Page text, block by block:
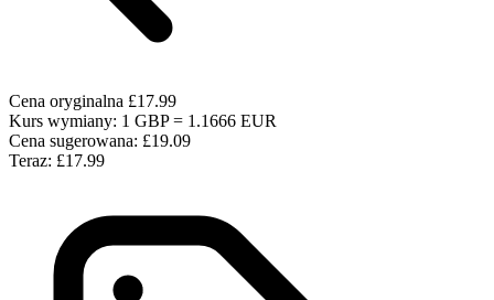
Cena oryginalna £17.99
Kurs wymiany: 1 GBP = 1.1666 EUR
Cena sugerowana: £19.09
Teraz: £17.99